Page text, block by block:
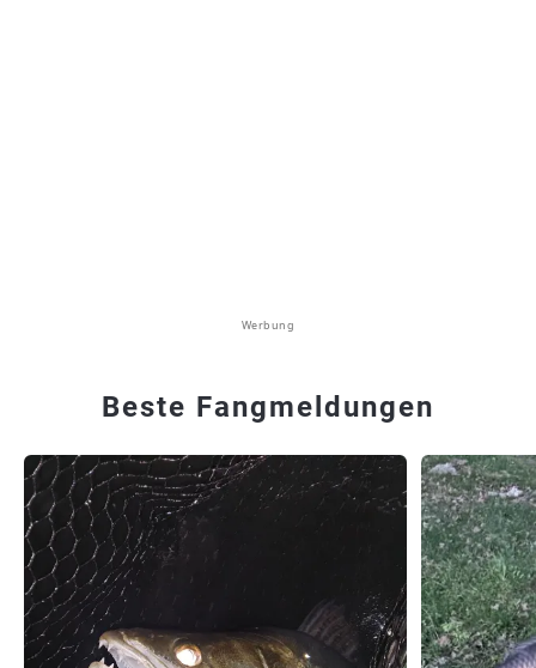
Werbung
Beste Fangmeldungen